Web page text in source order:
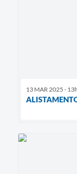
13 MAR 2025 -